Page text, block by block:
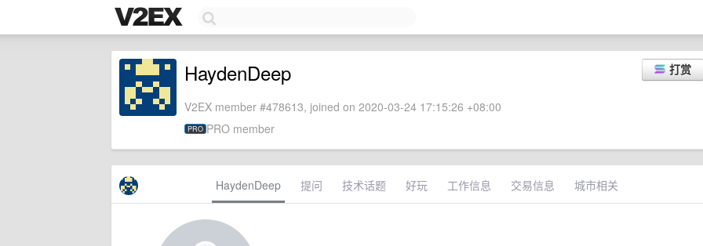
打赏
HaydenDeep
V2EX member #478613, joined on 2020-03-24 17:15:26 +08:00
PRO PRO member
HaydenDeep 提问 技术话题 好玩 工作信息 交易信息 城市相关